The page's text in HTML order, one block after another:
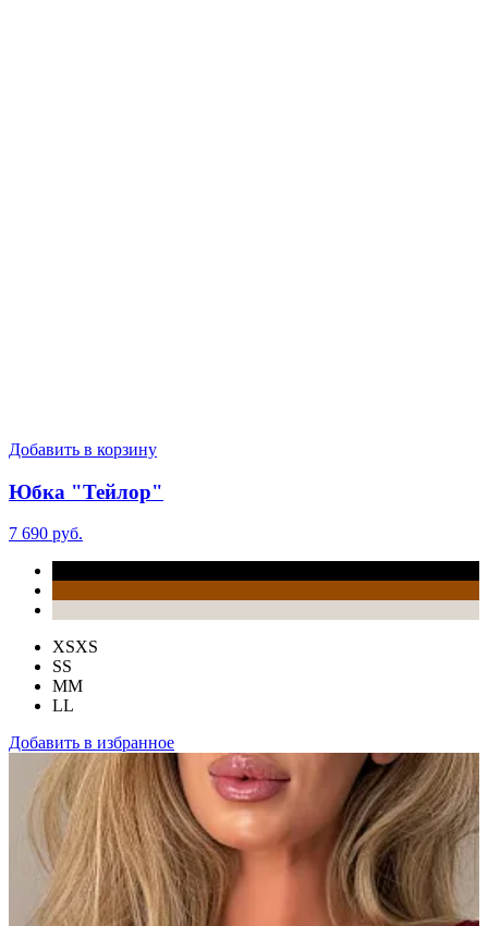
Добавить в корзину
Юбка "Тейлор"
7 690 руб.
XSXS
SS
MM
LL
Добавить в избранное